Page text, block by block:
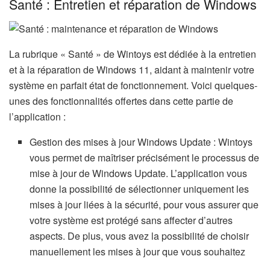
Santé : Entretien et réparation de Windows
La rubrique « Santé » de Wintoys est dédiée à la entretien
et à la réparation de Windows 11, aidant à maintenir votre
système en parfait état de fonctionnement. Voici quelques-
unes des fonctionnalités offertes dans cette partie de
l’application :
Gestion des mises à jour Windows Update : Wintoys
vous permet de maîtriser précisément le processus de
mise à jour de Windows Update. L’application vous
donne la possibilité de sélectionner uniquement les
mises à jour liées à la sécurité, pour vous assurer que
votre système est protégé sans affecter d’autres
aspects. De plus, vous avez la possibilité de choisir
manuellement les mises à jour que vous souhaitez